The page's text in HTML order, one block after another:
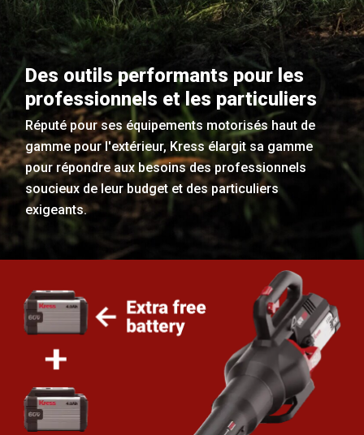
Des outils performants pour les
professionnels et les particuliers
Réputé pour ses équipements motorisés haut de
gamme pour l'extérieur, Kress élargit sa gamme
pour répondre aux besoins des professionnels
soucieux de leur budget et des particuliers
exigeants.